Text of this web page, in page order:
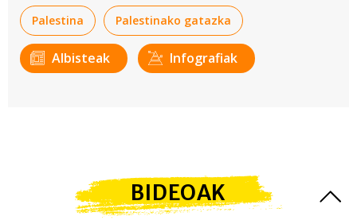
Palestina Palestinako gatazka
Albisteak Infografiak
BIDEOAK